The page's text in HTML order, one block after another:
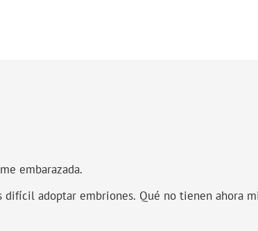
embarazada.
difícil adoptar embriones. Qué no tienen ahora